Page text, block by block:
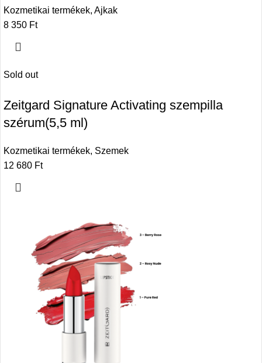
Kozmetikai termékek, Ajkak
8 350 Ft
Sold out
Zeitgard Signature Activating szempilla
szérum(5,5 ml)
Kozmetikai termékek, Szemek
12 680 Ft